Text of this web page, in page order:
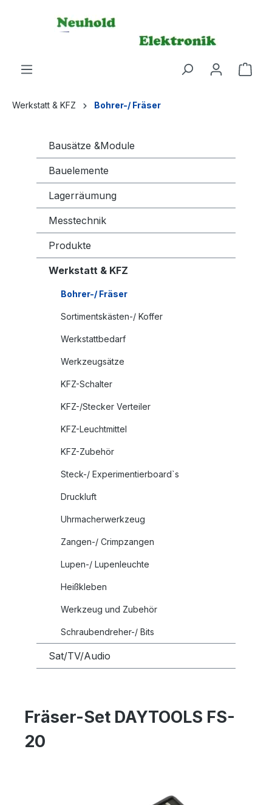
Werkstatt & KFZ Bohrer-/ Fräser
Bausätze &Module
Bauelemente
Lagerräumung
Messtechnik
Produkte
Werkstatt & KFZ
Bohrer-/ Fräser
Sortimentskästen-/ Koffer
Werkstattbedarf
Werkzeugsätze
KFZ-Schalter
KFZ-/Stecker Verteiler
KFZ-Leuchtmittel
KFZ-Zubehör
Steck-/ Experimentierboard`s
Druckluft
Uhrmacherwerkzeug
Zangen-/ Crimpzangen
Lupen-/ Lupenleuchte
Heißkleben
Werkzeug und Zubehör
Schraubendreher-/ Bits
Sat/TV/Audio
Fräser-Set DAYTOOLS FS-
20